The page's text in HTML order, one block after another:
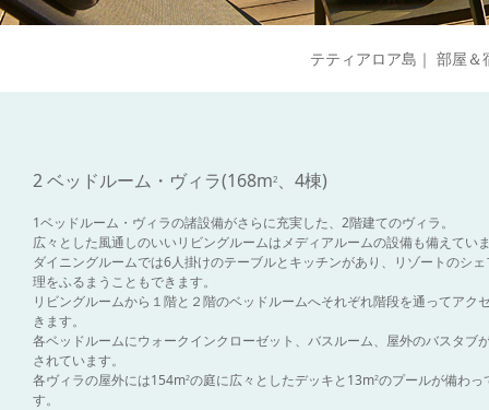
テティアロア島 ｜ 部屋＆
2 ベッドルーム・ヴィラ(168m2 、4棟)
1ベッドルーム・ヴィラの諸設備がさらに充実した、2階建てのヴィラ。
広々とした風通しのいいリビングルームはメディアルームの設備も備えてい
ダイニングルームでは6人掛けのテーブルとキッチンがあり、リゾートのシ
理をふるまうこともできます。
リビングルームから１階と２階のベッドルームへそれぞれ階段を通ってアク
きます。
各ベッドルームにウォークインクローゼット、バスルーム、屋外のバスタブ
されています。
各ヴィラの屋外には154m2の庭に広々としたデッキと13m2のプールが備わっ
す。